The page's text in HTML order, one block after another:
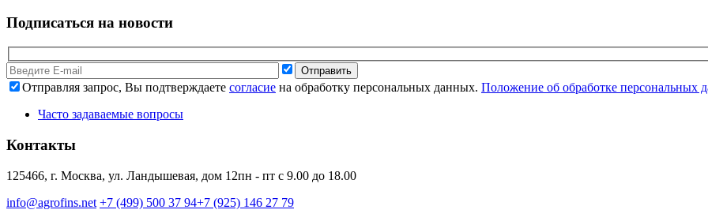
Подписаться на новости
Отправляя запрос, Вы подтверждаете согласие на обработку персональных данных. Положение об обработке персональных
Часто задаваемые вопросы
Контакты
125466, г. Москва, ул. Ландышевая, дом 12пн - пт с 9.00 до 18.00
info@agrofins.net +7 (499) 500 37 94+7 (925) 146 27 79